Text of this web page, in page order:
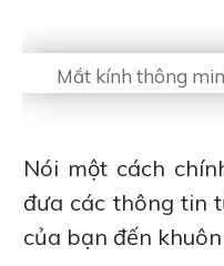
Mắt kính thông
Nói một cách
đưa các thông tin
của bạn đến